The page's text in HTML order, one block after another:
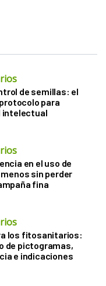
de semillas: el
para
intelectual
en el uso de
sin perder
fina
los fitosanitarios:
de pictogramas,
e indicaciones